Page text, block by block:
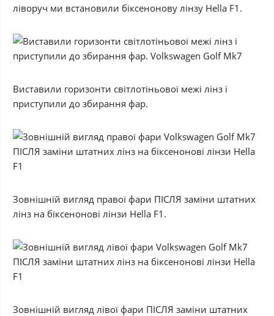
ліворуч ми встановили біксенонову лінзу Hella F1.
Виставили горизонти світлотіньової межі лінз і
приступили до збирання фар.
Зовнішній вигляд правої фари ПІСЛЯ заміни штатних
лінз на біксенонові лінзи Hella F1.
Зовнішній вигляд лівої фари ПІСЛЯ заміни штатних